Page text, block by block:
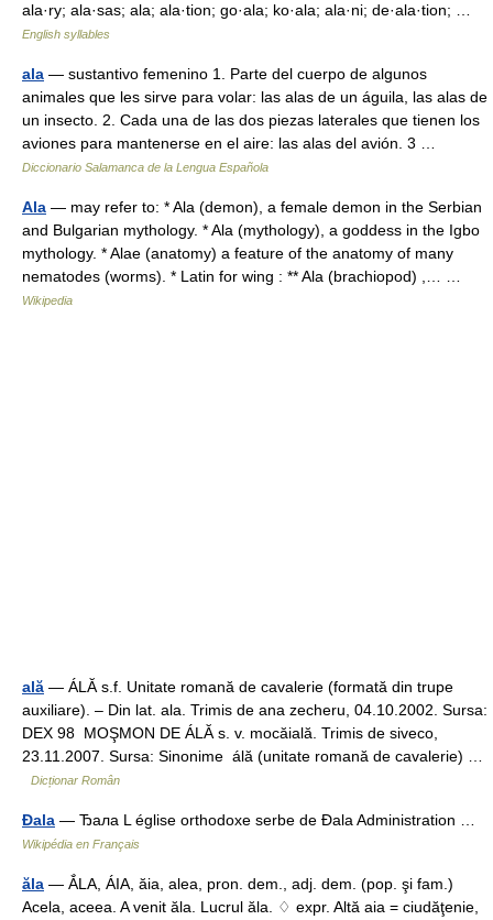
ala·ry; ala·sas; ala; ala·tion; go·ala; ko·ala; ala·ni; de·ala·tion; …
English syllables
ala — sustantivo femenino 1. Parte del cuerpo de algunos
animales que les sirve para volar: las alas de un águila, las alas de
un insecto. 2. Cada una de las dos piezas laterales que tienen los
aviones para mantenerse en el aire: las alas del avión. 3 …
Diccionario Salamanca de la Lengua Española
Ala — may refer to: * Ala (demon), a female demon in the Serbian
and Bulgarian mythology. * Ala (mythology), a goddess in the Igbo
mythology. * Alae (anatomy) a feature of the anatomy of many
nematodes (worms). * Latin for wing : ** Ala (brachiopod) ,… …
Wikipedia
ală — ÁLĂ s.f. Unitate romană de cavalerie (formată din trupe
auxiliare). – Din lat. ala. Trimis de ana zecheru, 04.10.2002. Sursa:
DEX 98 MOŞMON DE ÁLĂ s. v. mocăială. Trimis de siveco,
23.11.2007. Sursa: Sinonime álă (unitate romană de cavalerie) …
Dicționar Român
Đala — Ђала L église orthodoxe serbe de Đala Administration …
Wikipédia en Français
ăla — ẮLA, ÁIA, ăia, alea, pron. dem., adj. dem. (pop. şi fam.)
Acela, aceea. A venit ăla. Lucrul ăla. ♢ expr. Altă aia = ciudăţenie,